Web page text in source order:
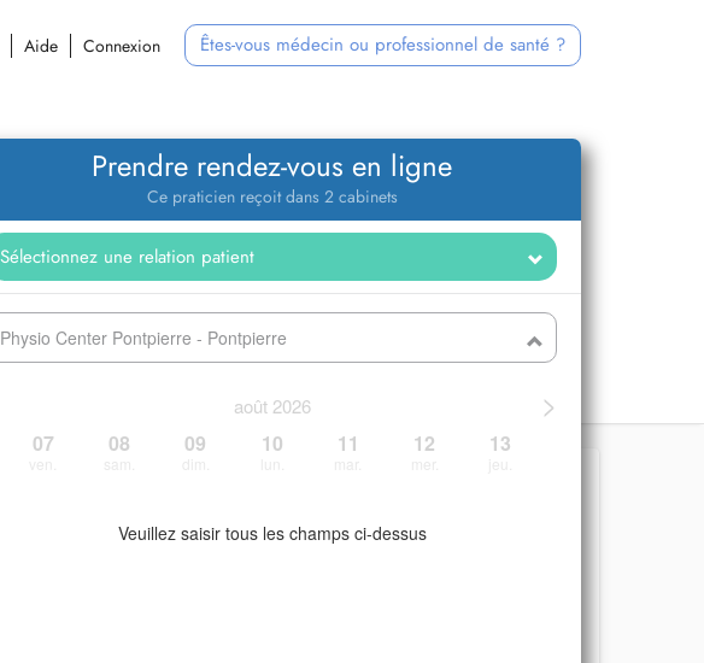
Aide Connexion Êtes-vous médecin ou professionnel de santé ?
Prendre rendez-vous en ligne
Ce praticien reçoit dans 2 cabinets
Physio Center Pontpierre - Pontpierre
>
août 2026
07 08 09 10 11 12 13
Veuillez saisir tous les champs ci-dessus